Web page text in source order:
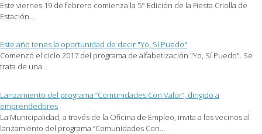
(Se
abre
en
ventana
nueva)
ventana
nueva)
Este viernes 19 de febrero comienza la 5° Edición de la Fiesta Criolla de
Estación…
Este año tenes la oportunidad de decir "Yo, Sí Puedo"
Comenzó el ciclo 2017 del programa de alfabetización "Yo, Sí Puedo". Se
trata de una…
Lanzamiento del programa “Comunidades Con Valor”, dirigido a
emprendedores
La Municipalidad, a través de la Oficina de Empleo, invita a los vecinos al
lanzamiento del programa “Comunidades Con…